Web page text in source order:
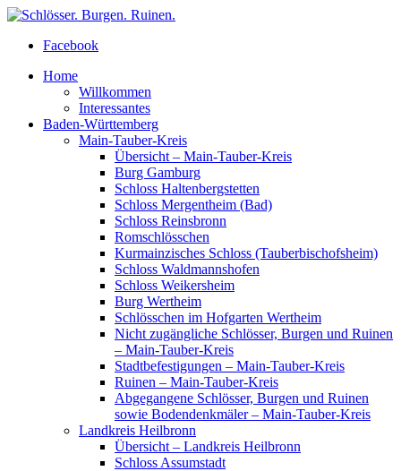
Facebook
Home
Willkommen
Interessantes
Baden-Württemberg
Main-Tauber-Kreis
Übersicht – Main-Tauber-Kreis
Burg Gamburg
Schloss Haltenbergstetten
Schloss Mergentheim (Bad)
Schloss Reinsbronn
Romschlösschen
Kurmainzisches Schloss (Tauberbischofsheim)
Schloss Waldmannshofen
Schloss Weikersheim
Burg Wertheim
Schlösschen im Hofgarten Wertheim
Nicht zugängliche Schlösser, Burgen und Ruinen
– Main-Tauber-Kreis
Stadtbefestigungen – Main-Tauber-Kreis
Ruinen – Main-Tauber-Kreis
Abgegangene Schlösser, Burgen und Ruinen
sowie Bodendenkmäler – Main-Tauber-Kreis
Landkreis Heilbronn
Übersicht – Landkreis Heilbronn
Schloss Assumstadt